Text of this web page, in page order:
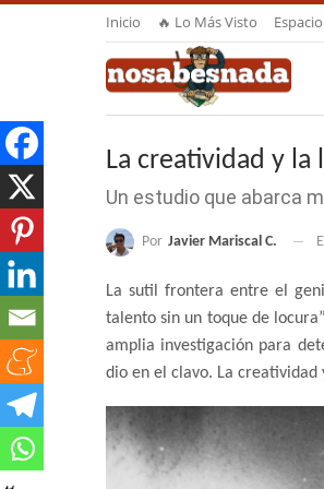
Inicio 🔥 Lo Más Visto Espacio
La creatividad y la
Un estudio que abarca
Por Javier Mariscal C.
La sutil frontera entre el
talento sin un toque de
amplia investigación para
dio en el clavo. La creatividad